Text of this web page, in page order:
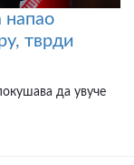
напао
тврди
да увуче